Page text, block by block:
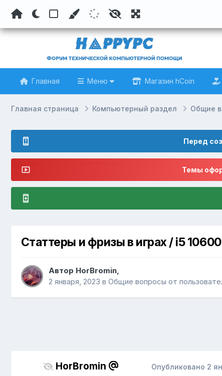
Главная Меню Магазин hCoin
Главная страница Компьютерный раздел Общие
Перед
Темы
Статтеры и фризы в играх / i5
Автор HorBromin,
2 января, 2023 в Общие вопросы от
HorBromin Опубликовано 2